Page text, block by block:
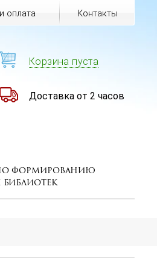
формированию
оплата Контакты
Корзина пуста
Доставка от 2 часов